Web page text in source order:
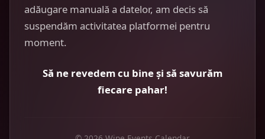
adăugare manuală a datelor, am decis să
suspendăm activitatea platformei pentru
moment.
Să ne revedem cu bine și să savurăm
fiecare pahar!